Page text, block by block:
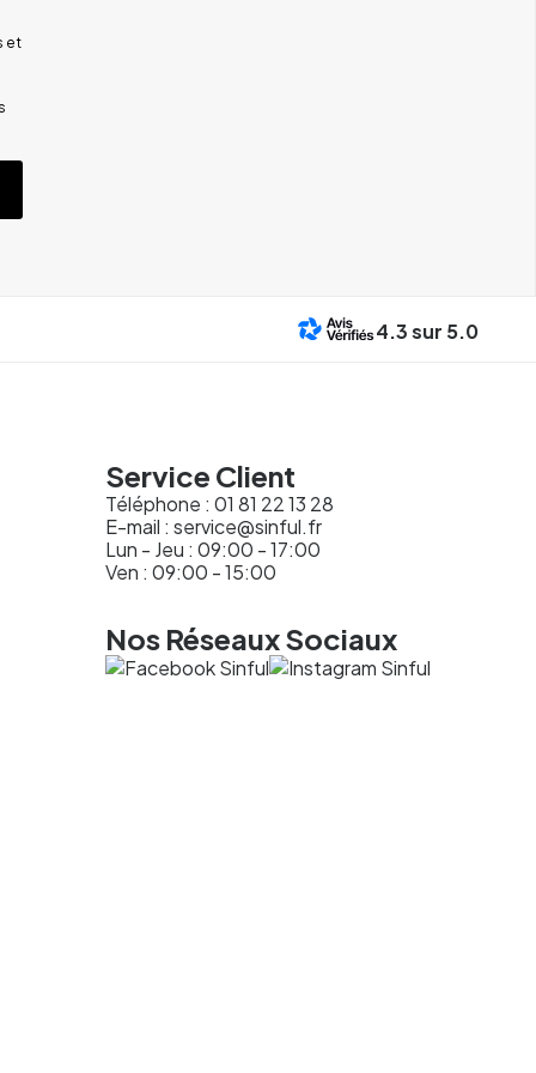
et
4.3sur 5.0
Service Client
Téléphone : 01 81 22 13 28
E-mail : service@sinful.fr
Lun - Jeu : 09:00 - 17:00
Ven : 09:00 - 15:00
Nos Réseaux Sociaux